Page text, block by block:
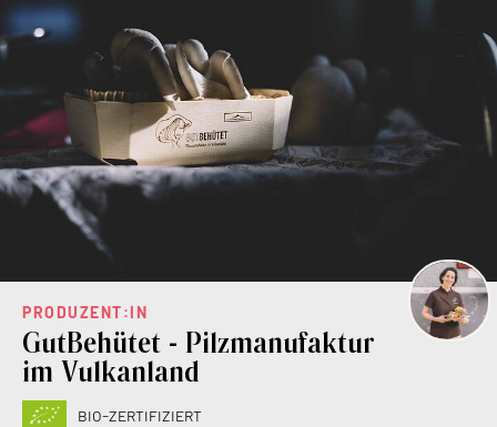
PRODUZENT:IN
GutBehütet - Pilzmanufaktur
im Vulkanland
bio-zertifiziert